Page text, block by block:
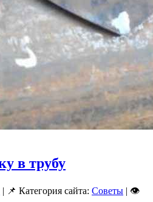
в трубу
| 📌 Категория сайта: Советы | 👁